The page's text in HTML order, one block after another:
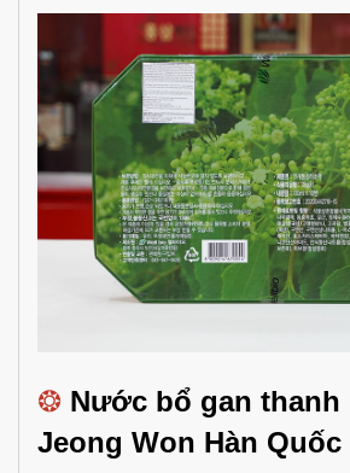
❂ Nước bổ gan thanh
Jeong Won Hàn